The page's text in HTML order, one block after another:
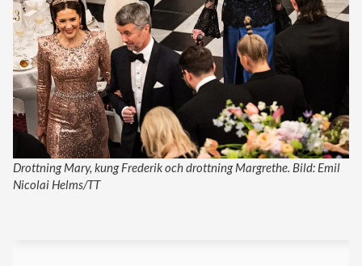
Drottning Mary, kung Frederik och drottning Margrethe. Bild: Emil
Nicolai Helms/TT